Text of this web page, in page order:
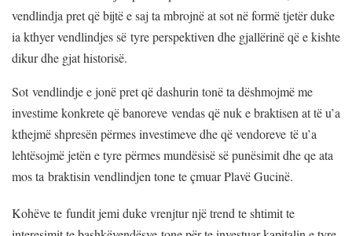
vendlindja pret që bijtë e saj ta mbrojnë at sot në formë tjetër duke
ia kthyer vendlindjes së tyre perspektiven dhe gjallërinë që e kishte
dikur dhe gjat historisë.
Sot vendlindje e jonë pret që dashurin tonë ta dëshmojmë me
investime konkrete që banoreve vendas që nuk e braktisen at të u’a
kthejmë shpresën përmes investimeve dhe që vendoreve të u’a
lehtësojmë jetën e tyre përmes mundësisë së punësimit dhe qe ata
mos ta braktisin vendlindjen tone te çmuar Plavë Gucinë.
Kohëve te fundit jemi duke vrenjtur një trend te shtimit te